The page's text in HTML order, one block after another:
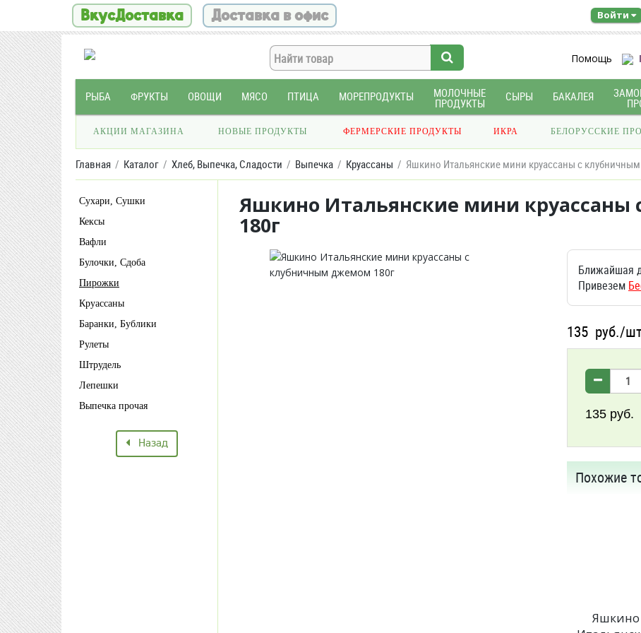
ВкусДоставка Доставка в офис Войти
Помощь
РЫБА ФРУКТЫ ОВОЩИ МЯСО ПТИЦА МОРЕПРОДУКТЫ МОЛОЧНЫЕ
ПРОДУКТЫ
СЫРЫ БАКАЛЕЯ
АКЦИИ МАГАЗИНА НОВЫЕ ПРОДУКТЫ ФЕРМЕРСКИЕ ПРОДУКТЫ ИКРА БЕЛОРУССКИЕ
Главная Каталог Хлеб, Выпечка, Сладости Выпечка Круассаны Яшкино Итальянские мини круассаны с
Сухари, Сушки
Кексы
Вафли
Булочки, Сдоба
Пирожки
Круассаны
Баранки, Бублики
Рулеты
Штрудель
Лепешки
Выпечка прочая
Назад
Яшкино Итальянские мини
180г
Ближайшая
Привезем
135 руб./
135 руб.
Похожие
Яшкино